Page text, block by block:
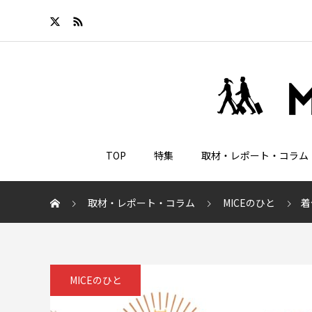
TOP 特集 取材・レポート・コラム
取材・レポート・コラム MICEのひと
MICEのひと